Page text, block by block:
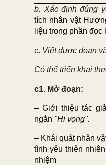
b. Xác định đúng
tích nhân vật
liệu trong phần đọc
c. Viết được đoạn
Có thể triển khai
c1. Mở đoạn:
– Giới thiệu tác giả
ngắn "Hi vọng".
– Khái quát nhân
tình yêu thiên
nhiệm